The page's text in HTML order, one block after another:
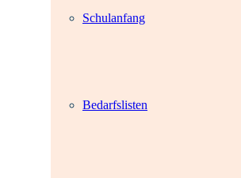
Schulanfang
Bedarfslisten